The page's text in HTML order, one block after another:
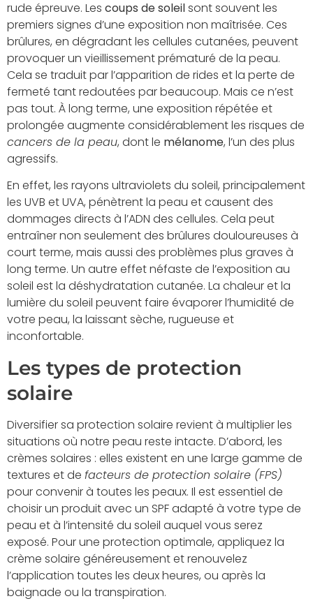
rude épreuve. Les coups de soleilsont souvent les
premiers signes d’une exposition non maîtrisée. Ces
brûlures, en dégradant les cellules cutanées, peuvent
provoquer un vieillissement prématuré de la peau.
Cela se traduit par l’apparition de rides et la perte de
fermeté tant redoutées par beaucoup. Mais ce n’est
pas tout. À long terme, une exposition répétée et
prolongée augmente considérablement les risques de
cancers de la peau, dont le mélanome, l’un des plus
agressifs.
En effet, les rayons ultraviolets du soleil, principalement
les UVB et UVA, pénètrent la peau et causent des
dommages directs à l’ADN des cellules. Cela peut
entraîner non seulement des brûlures douloureuses à
court terme, mais aussi des problèmes plus graves à
long terme. Un autre effet néfaste de l’exposition au
soleil est la déshydratation cutanée. La chaleur et la
lumière du soleil peuvent faire évaporer l’humidité de
votre peau, la laissant sèche, rugueuse et
inconfortable.
Les types de protection
solaire
Diversifier sa protection solaire revient à multiplier les
situations où notre peau reste intacte. D’abord, les
crèmes solaires : elles existent en une large gamme de
textures et de facteurs de protection solaire (FPS)
pour convenir à toutes les peaux. Il est essentiel de
choisir un produit avec un SPF adapté à votre type de
peau et à l’intensité du soleil auquel vous serez
exposé. Pour une protection optimale, appliquez la
crème solaire généreusement et renouvelez
l’application toutes les deux heures, ou après la
baignade ou la transpiration.